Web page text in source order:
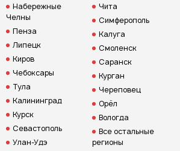
Набережные
Челны
Пенза
Липецк
Киров
Чебоксары
Тула
Калининград
Курск
Севастополь
Улан-Удэ
Чита
Симферополь
Калуга
Смоленск
Саранск
Курган
Череповец
Орёл
Вологда
Все остальные
регионы